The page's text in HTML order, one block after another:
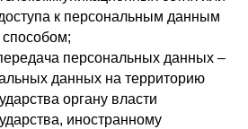
к персональным данным
персональных данных –
данных на территорию
органу власти
иностранному